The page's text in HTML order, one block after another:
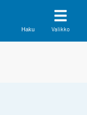
Haku Valikko